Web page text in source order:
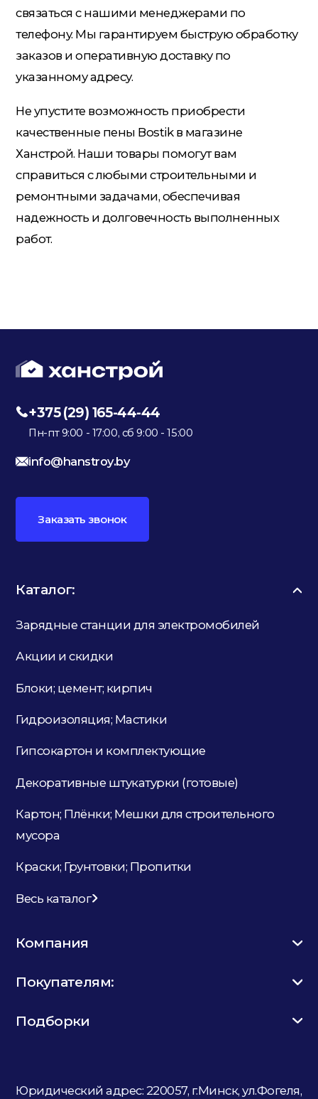
связаться с нашими менеджерами по
телефону. Мы гарантируем быструю обработку
заказов и оперативную доставку по
указанному адресу.
Не упустите возможность приобрести
качественные пены Bostik в магазине
Ханстрой. Наши товары помогут вам
справиться с любыми строительными и
ремонтными задачами, обеспечивая
надежность и долговечность выполненных
работ.
+375 (29) 165-44-44
Пн-пт 9:00 - 17:00, сб 9:00 - 15:00
info@hanstroy.by
Заказать звонок
Каталог:
Зарядные станции для электромобилей
Акции и скидки
Блоки; цемент; кирпич
Гидроизоляция; Мастики
Гипсокартон и комплектующие
Декоративные штукатурки (готовые)
Картон; Плёнки; Мешки для строительного
мусора
Краски; Грунтовки; Пропитки
Весь каталог
Компания
Покупателям:
Подборки
Юридический адрес: 220057, г.Минск, ул.Фогеля,